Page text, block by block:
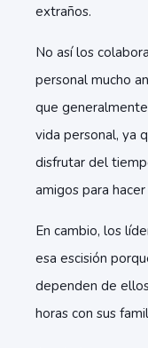
extraños.
No así los
personal mucho
que
vida personal, ya
disfrutar del
amigos para
En cambio, los
esa escisión
dependen de
horas con sus